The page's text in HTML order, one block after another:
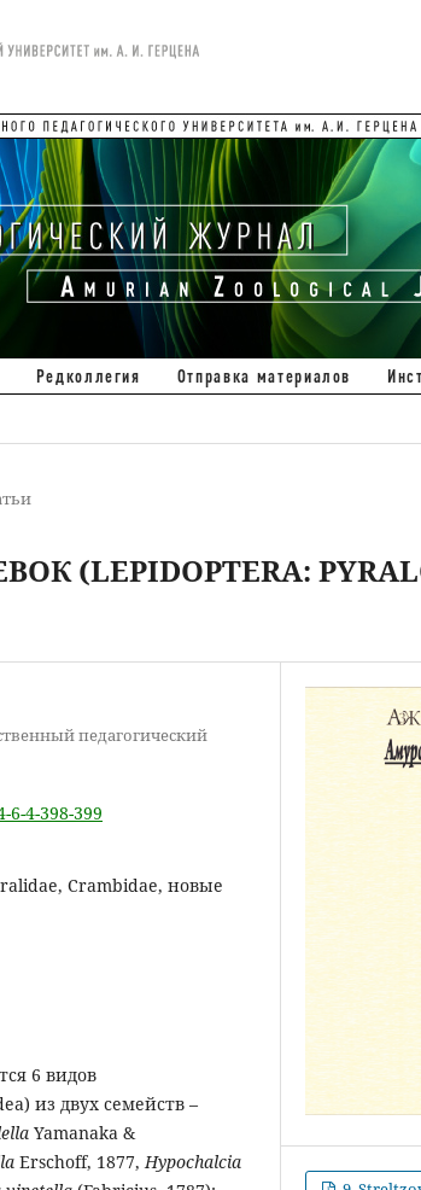
Редколлегия Отправка материалов
(LEPIDOPTERA:
педагогический
6-4-398-399
Crambidae, новые
6 видов
из двух семейств –
Yamanaka &
Erschoff, 1877,Hypochalcia